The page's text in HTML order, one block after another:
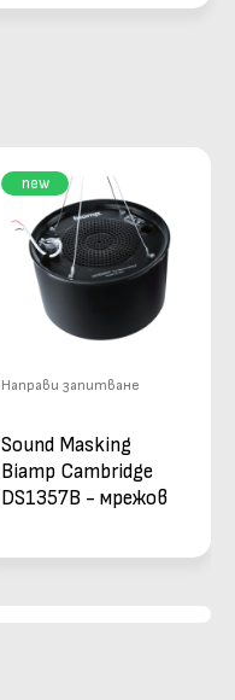
new
Направи запитване
Sound Masking
Biamp Cambridge
DS1357B - мрежов
черен цвят